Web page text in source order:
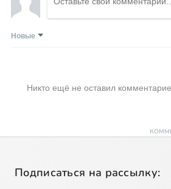
Новые
Никто ещё не оставил
Подписаться на рассылку: